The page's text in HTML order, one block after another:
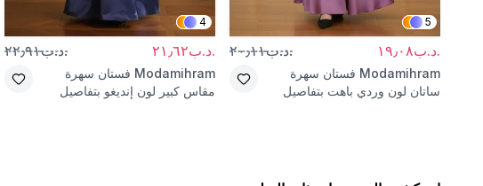
5
.د.ب١٩٫٠٨ .د.ب٢٠٫١١
Modamihram فستان سهرة
ساتان لون وردي باهت بتفاصيل
4
.د.ب٢١٫٦٢ .د.ب٢٢٫٩١
Modamihram فستان سهرة
مقاس كبير لون إنديغو بتفاصيل